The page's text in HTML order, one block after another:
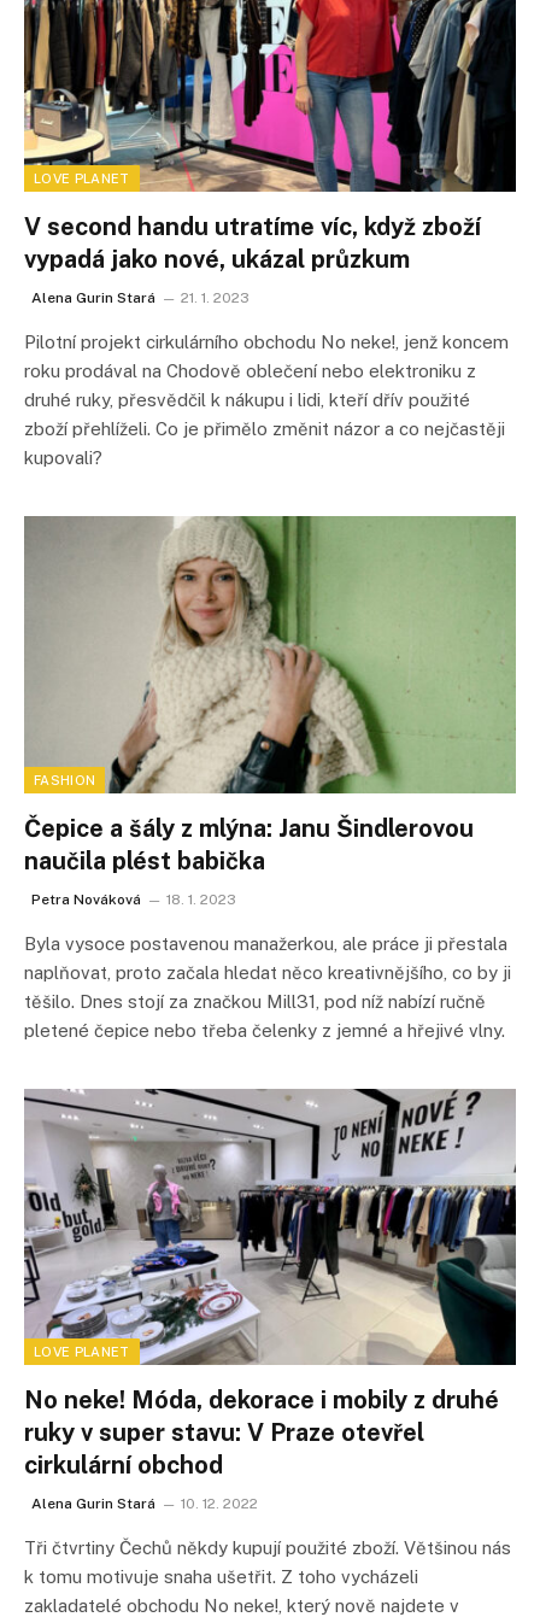
LOVE PLANET
V second handu utratíme víc, když zboží
vypadá jako nové, ukázal průzkum
Alena Gurin Stará 21. 1. 2023
Pilotní projekt cirkulárního obchodu No neke!, jenž koncem
roku prodával na Chodově oblečení nebo elektroniku z
druhé ruky, přesvědčil k nákupu i lidi, kteří dřív použité
zboží přehlíželi. Co je přimělo změnit názor a co nejčastěji
kupovali?
FASHION
Čepice a šály z mlýna: Janu Šindlerovou
naučila plést babička
Petra Nováková 18. 1. 2023
Byla vysoce postavenou manažerkou, ale práce ji přestala
naplňovat, proto začala hledat něco kreativnějšího, co by ji
těšilo. Dnes stojí za značkou Mill31, pod níž nabízí ručně
pletené čepice nebo třeba čelenky z jemné a hřejivé vlny.
LOVE PLANET
No neke! Móda, dekorace i mobily z druhé
ruky v super stavu: V Praze otevřel
cirkulární obchod
Alena Gurin Stará 10. 12. 2022
Tři čtvrtiny Čechů někdy kupují použité zboží. Většinou nás
k tomu motivuje snaha ušetřit. Z toho vycházeli
zakladatelé obchodu No neke!, který nově najdete v